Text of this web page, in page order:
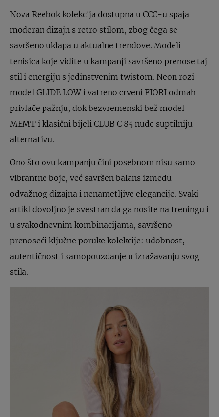
Nova Reebok kolekcija dostupna u CCC-u spaja
moderan dizajn s retro stilom, zbog čega se
savršeno uklapa u aktualne trendove. Modeli
tenisica koje vidite u kampanji savršeno prenose taj
stil i energiju s jedinstvenim twistom. Neon rozi
model GLIDE LOW i vatreno crveni FIORI odmah
privlače pažnju, dok bezvremenski bež model
MEMT i klasični bijeli CLUB C 85 nude suptilniju
alternativu.
Ono što ovu kampanju čini posebnom nisu samo
vibrantne boje, već savršen balans između
odvažnog dizajna i nenametljive elegancije. Svaki
artikl dovoljno je svestran da ga nosite na treningu i
u svakodnevnim kombinacijama, savršeno
prenoseći ključne poruke kolekcije: udobnost,
autentičnost i samopouzdanje u izražavanju svog
stila.